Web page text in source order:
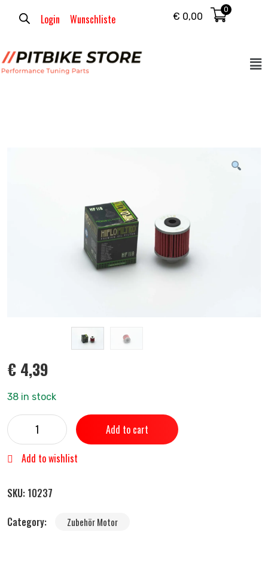
Login Wunschliste € 0,00
0
€ 4,39
38 in stock
Add to cart
Add to wishlist
SKU: 10237
Category:
Zubehör Motor